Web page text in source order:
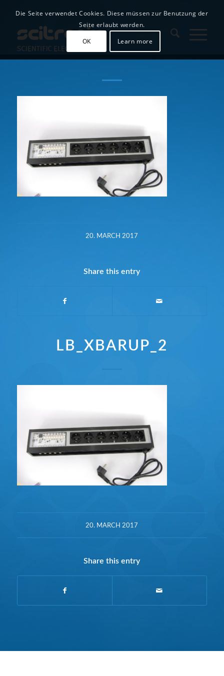
20. MARCH 2017
Share this entry
LB_XBARUP_2
20. MARCH 2017
Share this entry
Die Seite verwendet Cookies. Diese müssen zur Benutzung der
Seite erlaubt werden.
OK
Learn more